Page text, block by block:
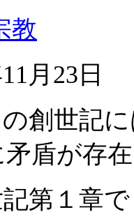
教
月23日
創世記
盾が存
第１章